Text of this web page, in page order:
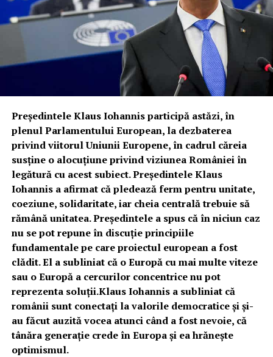
Preşedintele Klaus Iohannis participă astăzi, în
plenul Parlamentului European, la dezbaterea
privind viitorul Uniunii Europene, în cadrul căreia
susţine o alocuţiune privind viziunea României în
legătură cu acest subiect. Preşedintele Klaus
Iohannis a afirmat că pledează ferm pentru unitate,
coeziune, solidaritate, iar cheia centrală trebuie să
rămână unitatea. Preşedintele a spus că în niciun caz
nu se pot repune în discuţie principiile
fundamentale pe care proiectul european a fost
clădit. El a subliniat că o Europă cu mai multe viteze
sau o Europă a cercurilor concentrice nu pot
reprezenta soluţii.Klaus Iohannis a subliniat că
românii sunt conectaţi la valorile democratice şi şi-
au făcut auzită vocea atunci când a fost nevoie, că
tânăra generaţie crede în Europa şi ea hrăneşte
optimismul.